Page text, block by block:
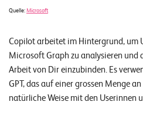
Quelle:Microsoft
Copilot arbeitet im Hintergrund, um
Microsoft Graph zu analysieren und
Arbeit von Dir einzubinden. Es
GPT, das auf einer grossen Menge
natürliche Weise mit den Userinnen